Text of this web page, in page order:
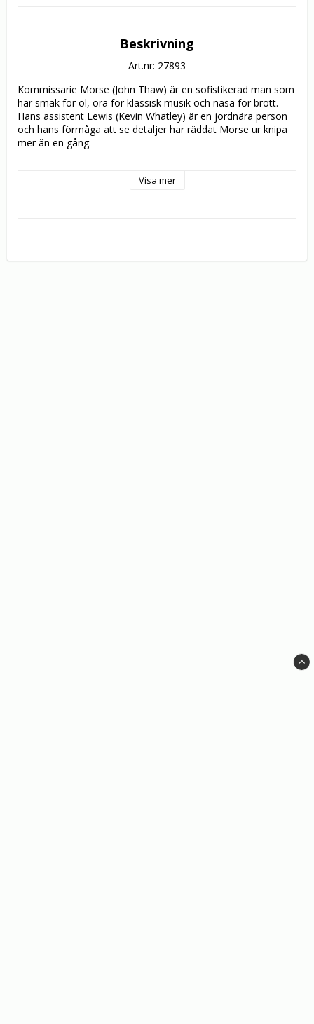
Beskrivning
Art.nr: 27893
Kommissarie Morse (John Thaw) är en sofistikerad man som
har smak för öl, öra för klassisk musik och näsa för brott.
Hans assistent Lewis (Kevin Whatley) är en jordnära person
och hans förmåga att se detaljer har räddat Morse ur knipa
mer än en gång.
hennes man är i Oxford för att donera ett smycke till ett
Visa mer